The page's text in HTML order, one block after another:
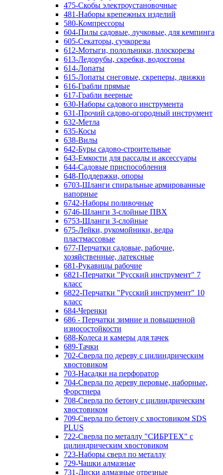
475-Скобы электроустановочные
481-Наборы крепежных изделий
580-Компрессоры
604-Пилы садовые, лучковые, для кемпинга
605-Секаторы, сучкорезы
612-Мотыги, полольники, плоскорезы
613-Ледорубы, скребки, водосгоны
614-Лопаты
615-Лопаты снеговые, скреперы, движки
616-Грабли прямые
617-Грабли веерные
630-Наборы садового инструмента
631-Прочий садово-огородный инструмент
632-Метла
635-Косы
638-Вилы
642-Буры садово-строительные
643-Емкости для рассады и аксессуары
644-Садовые приспособления
648-Поддержки, опоры
6703-Шланги спиральные армированные
напорные
6742-Наборы поливочные
6746-Шланги 3-слойные ПВХ
6753-Шланги 3-слойные
675-Лейки, рукомойники, ведра
пластмассовые
677-Перчатки садовые, рабочие,
хозяйственные, латексные
681-Рукавицы рабочие
6821-Перчатки "Русский инструмент" 7
класс
6822-Перчатки "Русский инструмент" 10
класс
684-Черенки
686 - Перчатки зимние и повышенной
износостойкости
688-Колеса и камеры для тачек
689-Тачки
702-Сверла по дереву с цилиндрическим
хвостовиком
703-Насадки на перфоратор
704-Сверла по дереву перовые, наборные,
Форстнера
708-Сверла по бетону с цилиндрическим
хвостовиком
709-Сверла по бетону с хвостовиком SDS
PLUS
722-Сверла по металлу "СИБРТЕХ" с
цилиндрическим хвостовиком
723-Наборы сверл по металлу
729-Чашки алмазные
731-Диски алмазные отрезные